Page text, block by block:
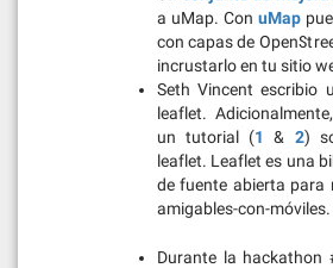
a uMap. Con uMap
con capas de
incrustarlo en tu sitio
Seth Vincent escribio
leaflet.
un tutorial (1 & 2)
leaflet. Leaflet es una
de fuente abierta para
amigables-con-móviles.
Durante la hackathon